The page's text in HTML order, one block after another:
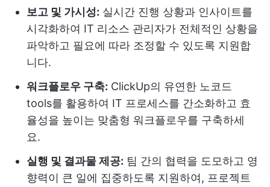
보고 및 가시성: 실시간 진행 상황과 인사이트를
시각화하여 IT 리소스 관리자가 전체적인 상황을
파악하고 필요에 따라 조정할 수 있도록 지원합
니다.
워크플로우 구축: ClickUp의 유연한 노코드
tools를 활용하여 IT 프로세스를 간소화하고 효
율성을 높이는 맞춤형 워크플로우를 구축하세
요.
실행 및 결과물 제공: 팀 간의 협력을 도모하고 영
향력이 큰 일에 집중하도록 지원하여, 프로젝트